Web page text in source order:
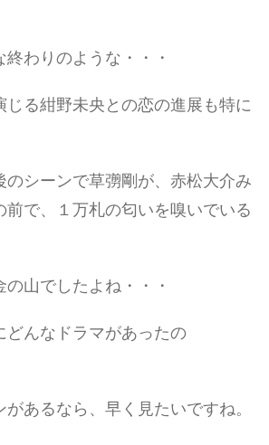
わりのような・・・
じる紺野未央との恋の進展も特に
のシーンで草彅剛が、赤松大介み
前で、１万札の匂いを嗅いでいる
の山でしたよね・・・
どんなドラマがあったの
あるなら、早く見たいですね。